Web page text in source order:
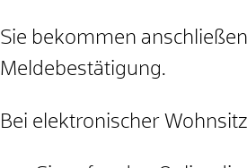
Sie bekommen
Meldebestätigung.
Bei elektronischer